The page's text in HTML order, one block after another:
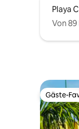
Playa
Von
Gäste-
Gäste-